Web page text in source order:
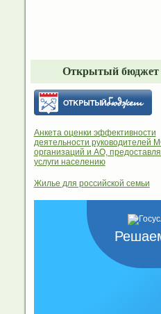
Открытый бюджет
Анкета оценки эффективности
деятельности руководителей
организаций и АО,
услуги населению
Жилье для российской семьи